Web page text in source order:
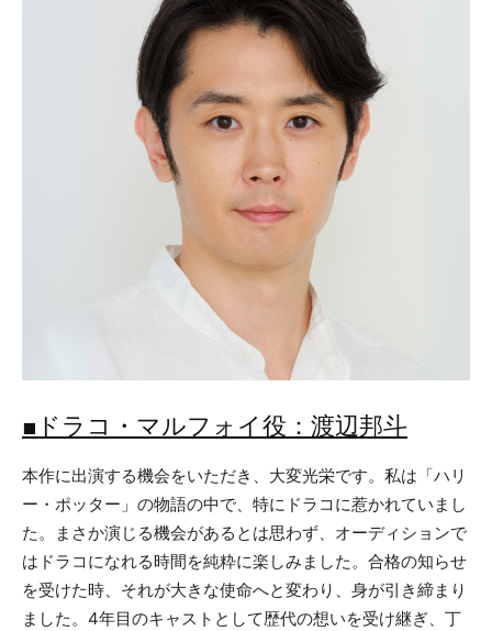
■ドラコ・マルフォイ役：渡辺邦斗
本作に出演する機会をいただき、大変光栄です。私は「ハリ
ー・ポッター」の物語の中で、特にドラコに惹かれていまし
た。まさか演じる機会があるとは思わず、オーディションで
はドラコになれる時間を純粋に楽しみました。合格の知らせ
を受けた時、それが大きな使命へと変わり、身が引き締まり
ました。4年目のキャストとして歴代の想いを受け継ぎ、丁